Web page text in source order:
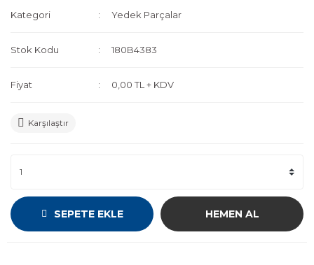
Kategori Yedek Parçalar
Stok Kodu 180B4383
Fiyat 0,00 TL + KDV
Karşılaştır
SEPETE EKLE HEMEN AL